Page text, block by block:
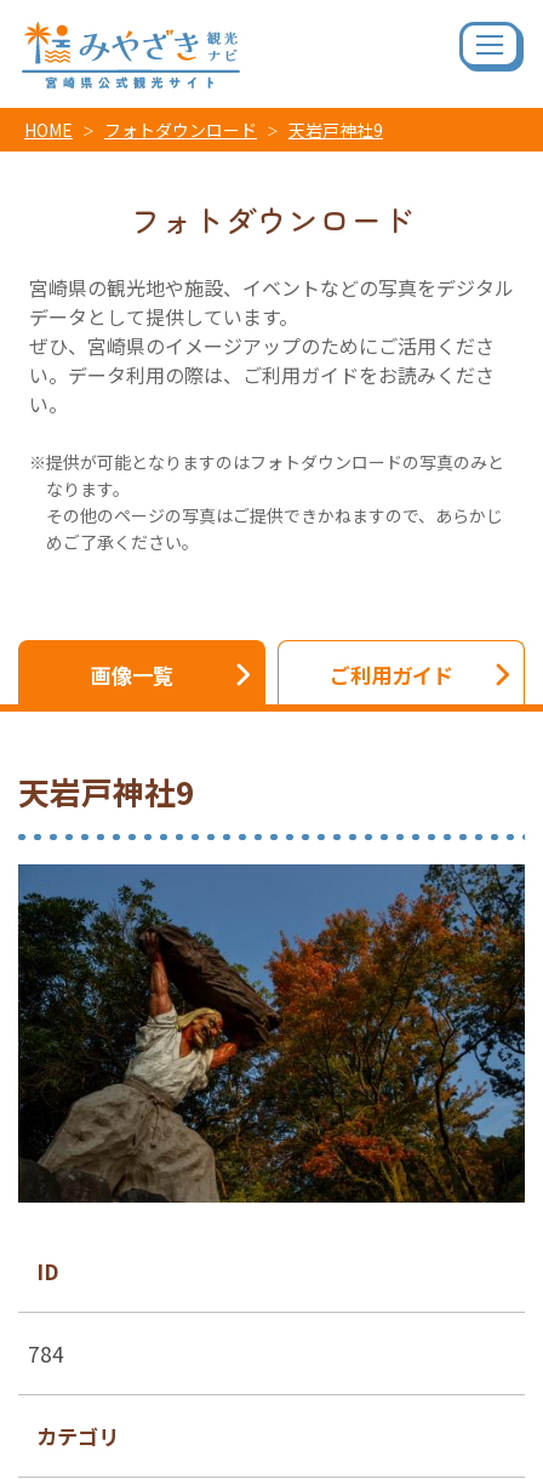
HOME フォトダウンロード 天岩戸神社9
フォトダウンロード
宮崎県の観光地や施設、イベントなどの写真をデジタル
データとして提供しています。
ぜひ、宮崎県のイメージアップのためにご活用くださ
い。データ利用の際は、ご利用ガイドをお読みくださ
い。
提供が可能となりますのはフォトダウンロードの写真のみと
なります。
その他のページの写真はご提供できかねますので、あらかじ
めご了承ください。
画像一覧 ご利用ガイド
天岩戸神社9
ID
784
カテゴリ